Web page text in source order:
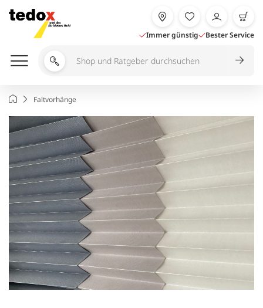
Inhalt
springen
Immer günstig Bester Service
Shop
durchsuchen
StartseiteFaltvorhänge